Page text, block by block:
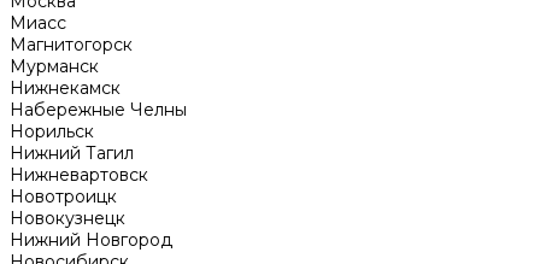
Миасс
Магнитогорск
Мурманск
Нижнекамск
Набережные Челны
Норильск
Нижний Тагил
Нижневартовск
Новотроицк
Новокузнецк
Нижний Новгород